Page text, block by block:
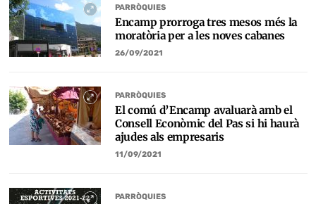
PARRÒQUIES
Encamp prorroga tres mesos més la
moratòria per a les noves cabanes
26/09/2021
PARRÒQUIES
El comú d’Encamp avaluarà amb el
Consell Econòmic del Pas si hi haurà
ajudes als empresaris
11/09/2021
PARRÒQUIES